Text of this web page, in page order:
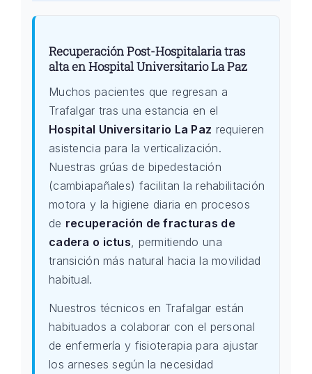
Recuperación Post-Hospitalaria tras
alta en Hospital Universitario La Paz
Muchos pacientes que regresan a
Trafalgar tras una estancia en el
Hospital Universitario La Paz requieren
asistencia para la verticalización.
Nuestras grúas de bipedestación
(cambiapañales) facilitan la rehabilitación
motora y la higiene diaria en procesos
de recuperación de fracturas de
cadera o ictus, permitiendo una
transición más natural hacia la movilidad
habitual.
Nuestros técnicos en Trafalgar están
habituados a colaborar con el personal
de enfermería y fisioterapia para ajustar
los arneses según la necesidad